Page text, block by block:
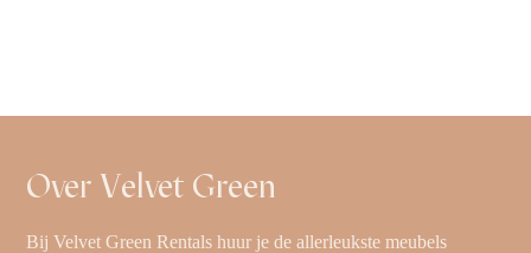
Over Velvet Green
Bij Velvet Green Rentals huur je de allerleukste meubels